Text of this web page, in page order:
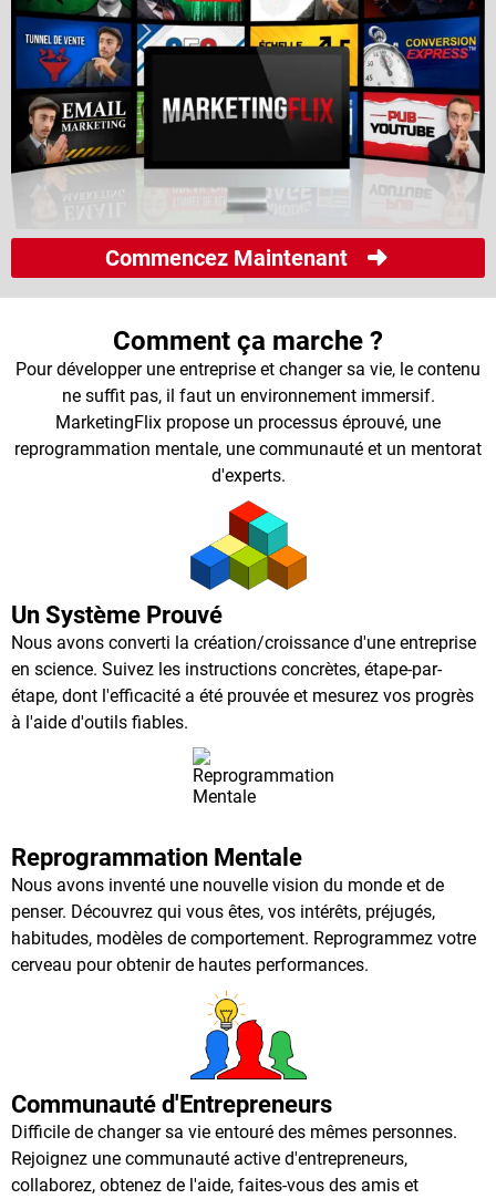
Commencez Maintenant
Comment ça marche ?
Pour développer une entreprise et changer sa vie, le contenu
ne suffit pas, il faut un environnement immersif.
MarketingFlix propose un processus éprouvé, une
reprogrammation mentale, une communauté et un mentorat
d'experts.
Un Système Prouvé
Nous avons converti la création/croissance d'une entreprise
en science. Suivez les instructions concrètes, étape-par-
étape, dont l'efficacité a été prouvée et mesurez vos progrès
à l'aide d'outils fiables.
Reprogrammation Mentale
Nous avons inventé une nouvelle vision du monde et de
penser. Découvrez qui vous êtes, vos intérêts, préjugés,
habitudes, modèles de comportement. Reprogrammez votre
cerveau pour obtenir de hautes performances.
Communauté d'Entrepreneurs
Difficile de changer sa vie entouré des mêmes personnes.
Rejoignez une communauté active d'entrepreneurs,
collaborez, obtenez de l'aide, faites-vous des amis et